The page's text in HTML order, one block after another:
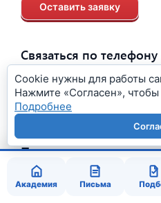
Академия Письма
Оставить заявку
Связаться по телефону
Позвоните по бесплатному
круглосуточному номеру:
8 800 550-87-68
Получить
Отправьте документы
запишитесь на визит в
Cookie нужны для работы
Нажмите «Согласен»,
Подробнее